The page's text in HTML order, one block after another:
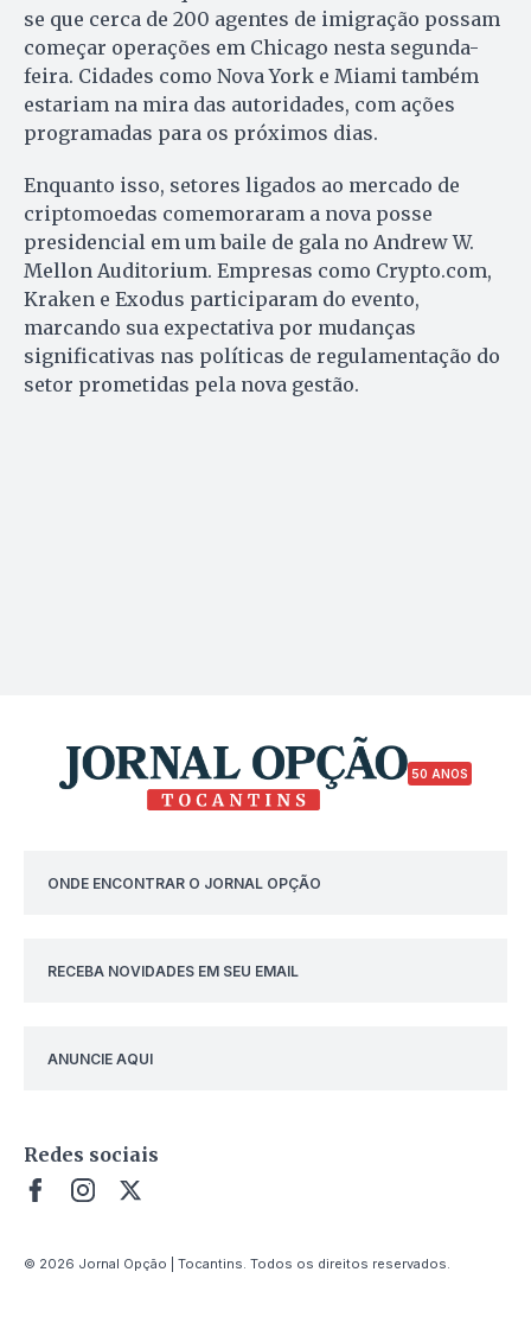
se que cerca de 200 agentes de imigração possam
começar operações em Chicago nesta segunda-
feira. Cidades como Nova York e Miami também
estariam na mira das autoridades, com ações
programadas para os próximos dias.
Enquanto isso, setores ligados ao mercado de
criptomoedas comemoraram a nova posse
presidencial em um baile de gala no Andrew W.
Mellon Auditorium. Empresas como Crypto.com,
Kraken e Exodus participaram do evento,
marcando sua expectativa por mudanças
significativas nas políticas de regulamentação do
setor prometidas pela nova gestão.
50 ANOS
ONDE ENCONTRAR O JORNAL OPÇÃO
RECEBA NOVIDADES EM SEU EMAIL
ANUNCIE AQUI
Redes sociais
© 2026 Jornal Opção | Tocantins. Todos os direitos reservados.